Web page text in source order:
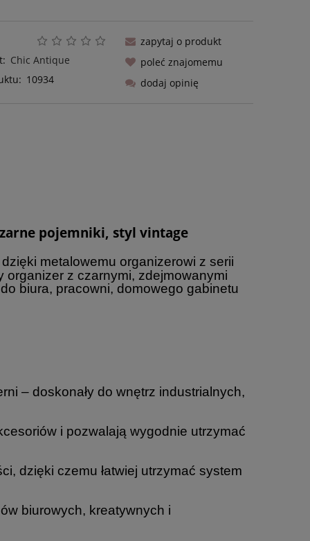
Chic Antique
10934
zapytaj o produkt
poleć znajomemu
dodaj opinię
pojemniki, styl vintage
metalowemu organizerowi z serii
organizer z czarnymi, zdejmowanymi
biura, pracowni, domowego gabinetu
– doskonały do wnętrz industrialnych,
i pozwalają wygodnie utrzymać
dzięki czemu łatwiej utrzymać system
biurowych, kreatywnych i